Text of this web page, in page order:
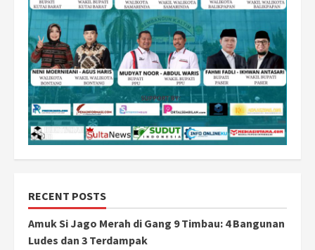
RECENT POSTS
Amuk Si Jago Merah di Gang 9 Timbau: 4 Bangunan
Ludes dan 3 Terdampak